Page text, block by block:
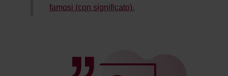
famosi (con significato).